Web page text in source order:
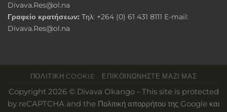
Divava.Res@ol.na
Γραφείο κρατήσεων: Τηλ: +264 (0) 61 431 8111 E-mail:
Divava.Res@ol.na
ΠΟΛΙΤΙΚΉ COOKIE ΕΠΙΚΟΙΝΩΝΉΣΤΕ ΜΑΖΊ ΜΑΣ
Copyright 2026 © Divava Okango - This site is protected
by reCAPTCHA and the Πολιτική απορρήτου της Google και